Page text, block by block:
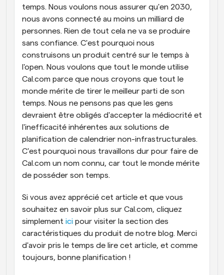
temps. Nous voulons nous assurer qu'en 2030,
nous avons connecté au moins un milliard de
personnes. Rien de tout cela ne va se produire
sans confiance. C'est pourquoi nous
construisons un produit centré sur le temps à
l'open. Nous voulons que tout le monde utilise
Cal.com parce que nous croyons que tout le
monde mérite de tirer le meilleur parti de son
temps. Nous ne pensons pas que les gens
devraient être obligés d'accepter la médiocrité et
l'inefficacité inhérentes aux solutions de
planification de calendrier non-infrastructurales.
C'est pourquoi nous travaillons dur pour faire de
Cal.com un nom connu, car tout le monde mérite
de posséder son temps.
Si vous avez apprécié cet article et que vous
souhaitez en savoir plus sur Cal.com, cliquez
simplement ici pour visiter la section des
caractéristiques du produit de notre blog. Merci
d'avoir pris le temps de lire cet article, et comme
toujours, bonne planification !